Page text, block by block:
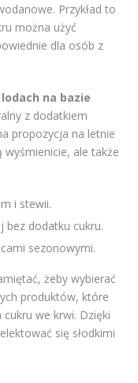
Przykład to
można użyć
dla osób z
na bazie
z dodatkiem
propozycja na letnie
ale także
i stewii.
bez dodatku cukru.
sezonowymi.
żeby wybierać
produktów, które
we krwi. Dzięki
się słodkimi